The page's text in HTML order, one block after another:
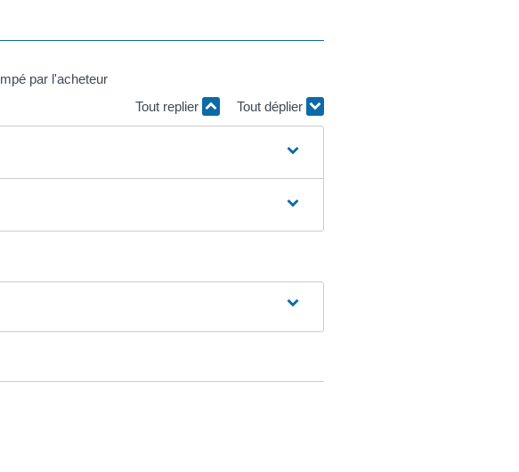
par l'acheteur
Tout replier
Tout déplier